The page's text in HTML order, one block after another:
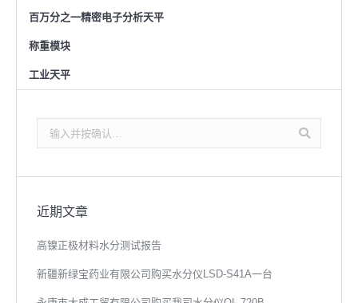
百万分之一精密电子分析天平
称重模块
工业天平
索：
近期文章
高镍正极材料水分测试报告
新疆新绿宝药业有限公司购买水分仪LSD-S41A一台